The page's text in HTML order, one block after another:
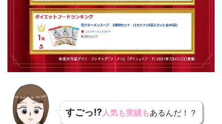
すごっ!?人気も実績もあるんだ！？